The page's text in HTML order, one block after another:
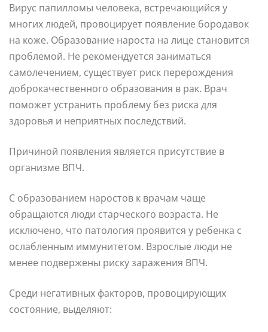
Вирус папилломы человека, встречающийся у
многих людей, провоцирует появление бородавок
на коже. Образование нароста на лице становится
проблемой. Не рекомендуется заниматься
самолечением, существует риск перерождения
доброкачественного образования в рак. Врач
поможет устранить проблему без риска для
здоровья и неприятных последствий.
Причиной появления является присутствие в
организме ВПЧ.
С образованием наростов к врачам чаще
обращаются люди старческого возраста. Не
исключено, что патология проявится у ребенка с
ослабленным иммунитетом. Взрослые люди не
менее подвержены риску заражения ВПЧ.
Среди негативных факторов, провоцирующих
состояние, выделяют: